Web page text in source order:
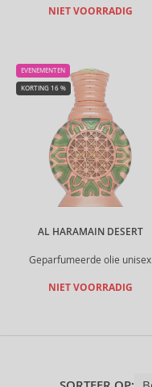
NIET VOORRADIG
AL HARAMAIN DESERT
Geparfumeerde olie unisex
EVENEMENTEN
KORTING 16 %
NIET VOORRADIG